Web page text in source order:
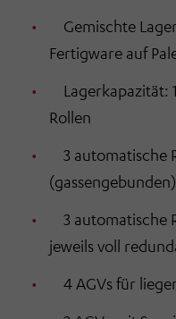
Gemischte
Fertigware auf
Lagerkapazität:
Rollen
3 automatische
3 automatische
jeweils voll
4 AGVs für